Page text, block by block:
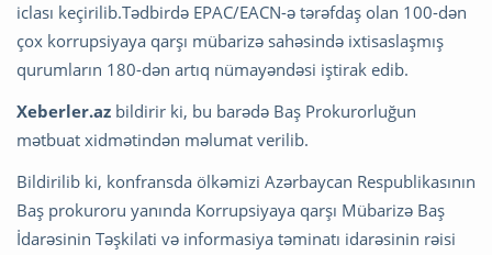
iclası keçirilib.Tədbirdə EPAC/EACN-ə tərəfdaş olan 100-dən
çox korrupsiyaya qarşı mübarizə sahəsində ixtisaslaşmış
qurumların 180-dən artıq nümayəndəsi iştirak edib.
Xeberler.az bildirir ki, bu barədə Baş Prokurorluğun
mətbuat xidmətindən məlumat verilib.
Bildirilib ki, konfransda ölkəmizi Azərbaycan Respublikasının
Baş prokuroru yanında Korrupsiyaya qarşı Mübarizə Baş
İdarəsinin Təşkilati və informasiya təminatı idarəsinin rəisi